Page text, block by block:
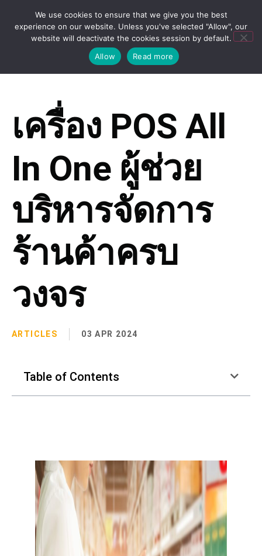
เครื่อง POS All
In One ผู้ช่วย
บริหารจัดการ
ร้านค้าครบ
วงจร
ARTICLES 03 APR 2024
Table of Contents
We use cookies to ensure that we give you the best
experience on our website. Unless you've selected "Allow", our
website will deactivate the cookies session by default.
Allow
Read more